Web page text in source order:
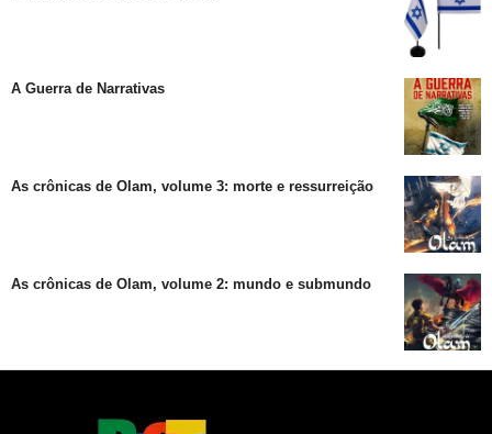
A Guerra de Narrativas
As crônicas de Olam, volume 3: morte e ressurreição
As crônicas de Olam, volume 2: mundo e submundo